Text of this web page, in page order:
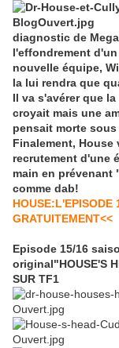
diagnostic de
l'effondrement
nouvelle équipe,
la lui rendra que
Il va s'avérer que
croyait mais une
pensait morte
Finalement, House
recrutement d'une
main en prévenant
comme dab!
HOUSE:L'EPISODE
GRATUITEMENT<<
Episode 15/16
original"HOUSE'S
SUR TF1